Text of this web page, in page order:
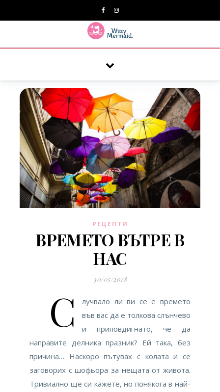
РЕЦЕПТИ
ВРЕМЕТО ВЪТРЕ В
НАС
30/05/2018
С
лучвало ли ви се е времето
във вас да е толкова слънчево
и приповдигнато, че да
направите делника празник? Ей така, без
причина… Наскоро пътувах с колата и се
заговорих с шофьора за нещата от живота.
Тривиално ще си кажете, но понякога в най-